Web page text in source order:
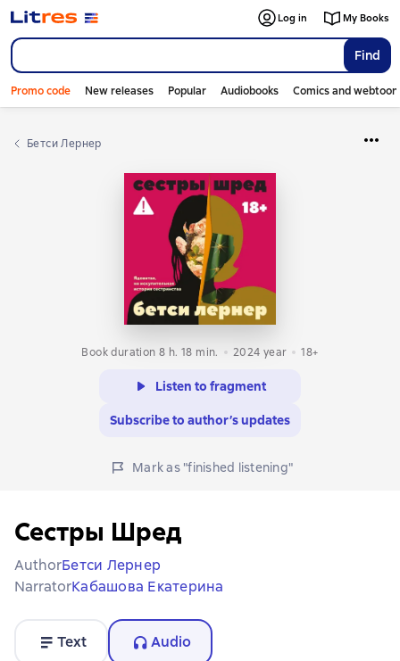
Find
Log in My Books
Promo code New releases Popular Audiobooks Comics and
Бетси Лернер
Book duration 8 h. 18 min. 2024 year 18+
Listen to fragment
Subscribe to author’s updates
Mark as "finished listening"
Сестры Шред
AuthorБетси Лернер
NarratorКабашова Екатерина
Text Audio